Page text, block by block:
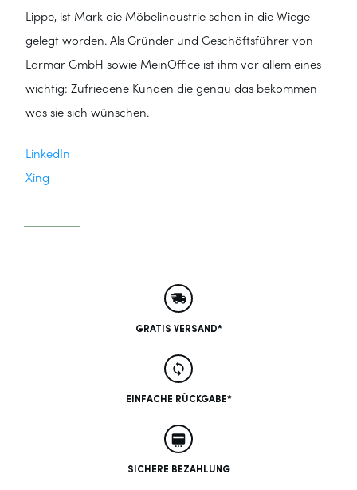
Lippe, ist Mark die Möbelindustrie schon in die Wiege
gelegt worden. Als Gründer und Geschäftsführer von
Larmar GmbH sowie MeinOffice ist ihm vor allem eines
wichtig: Zufriedene Kunden die genau das bekommen
was sie sich wünschen.
LinkedIn
Xing
GRATIS VERSAND*
EINFACHE RÜCKGABE*
SICHERE BEZAHLUNG